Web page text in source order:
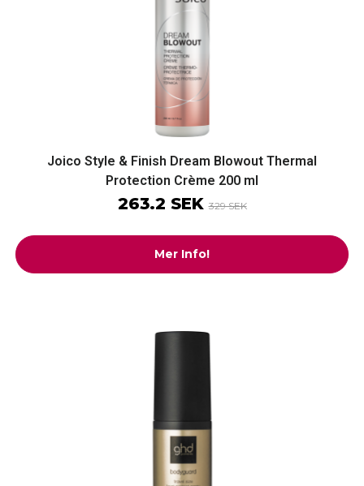
Joico Style & Finish Dream Blowout Thermal
Protection Crème 200 ml
263.2 SEK329 SEK
Mer Info!